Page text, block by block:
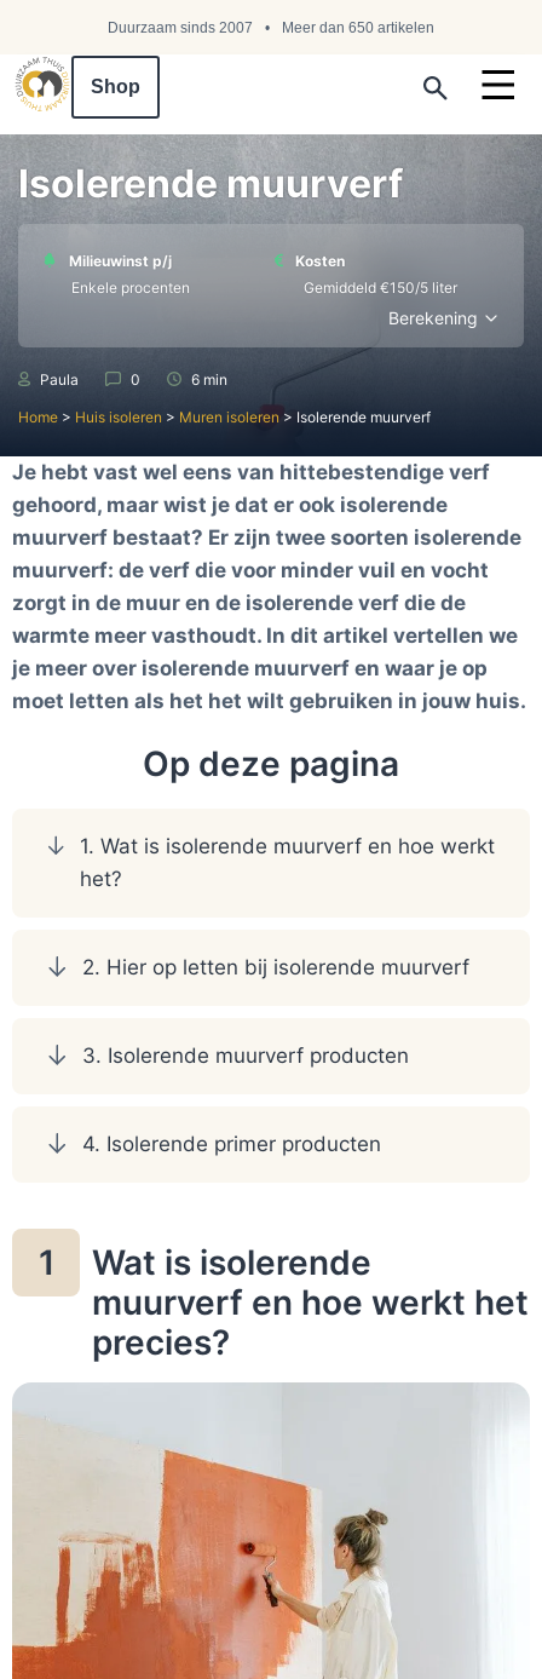
Duurzaam sinds 2007 Meer dan 650 artikelen
Shop
Isolerende muurverf
Milieuwinst p/j
Enkele procenten
Kosten
Gemiddeld €150/5 liter
Berekening
Paula 0 6 min
Home > Huis isoleren > Muren isoleren > Isolerende muurverf
Je hebt vast wel eens van hittebestendige verf
gehoord, maar wist je dat er ook isolerende
muurverf bestaat? Er zijn twee soorten isolerende
muurverf: de verf die voor minder vuil en vocht
zorgt in de muur en de isolerende verf die de
warmte meer vasthoudt. In dit artikel vertellen we
je meer over isolerende muurverf en waar je op
moet letten als het het wilt gebruiken in jouw huis.
Op deze pagina
1. Wat is isolerende muurverf en hoe werkt
het?
2. Hier op letten bij isolerende muurverf
3. Isolerende muurverf producten
4. Isolerende primer producten
1
Wat is isolerende
muurverf en hoe werkt het
precies?